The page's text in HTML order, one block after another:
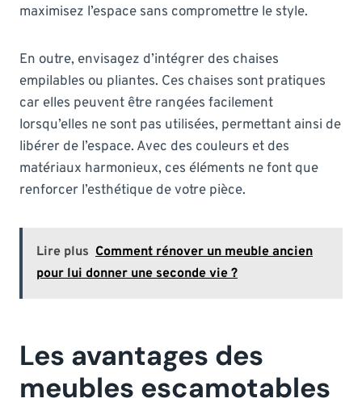
maximisez l’espace sans compromettre le style.
En outre, envisagez d’intégrer des chaises
empilables ou pliantes. Ces chaises sont pratiques
car elles peuvent être rangées facilement
lorsqu’elles ne sont pas utilisées, permettant ainsi de
libérer de l’espace. Avec des couleurs et des
matériaux harmonieux, ces éléments ne font que
renforcer l’esthétique de votre pièce.
Lire plus Comment rénover un meuble ancien
pour lui donner une seconde vie ?
Les avantages des
meubles escamotables